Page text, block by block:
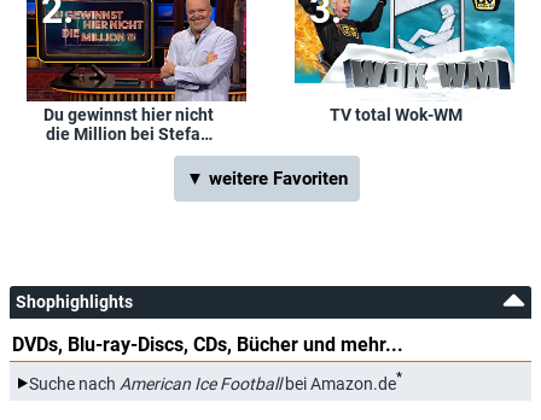
Du gewinnst hier nicht
die Million bei Stefan
TV total Wok-WM
▼ weitere Favoriten
Shophighlights
DVDs, Blu-ray-Discs, CDs, Bücher und mehr...
Suche nach American Ice Footballbei Amazon.de*